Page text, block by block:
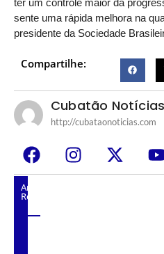
ter um controle maior da
sente uma rápida melhora na
presidente da Sociedade
Compartilhe:
Cubatão Notícias
http://cubataonoticias.com
Artigos
Relacionados